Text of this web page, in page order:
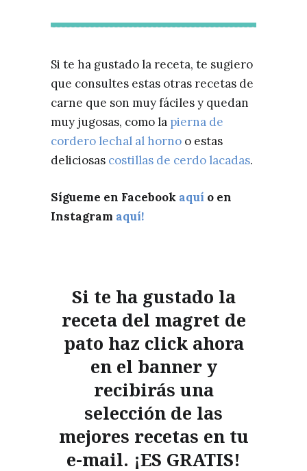
Si te ha gustado la receta, te sugiero
que consultes estas otras recetas de
carne que son muy fáciles y quedan
muy jugosas, como la pierna de
cordero lechal al horno o estas
deliciosas costillas de cerdo lacadas.
Sígueme en Facebook aquí o en
Instagram aquí!
Si te ha gustado la
receta del magret de
pato haz click ahora
en el banner y
recibirás una
selección de las
mejores recetas en tu
e-mail. ¡ES GRATIS!